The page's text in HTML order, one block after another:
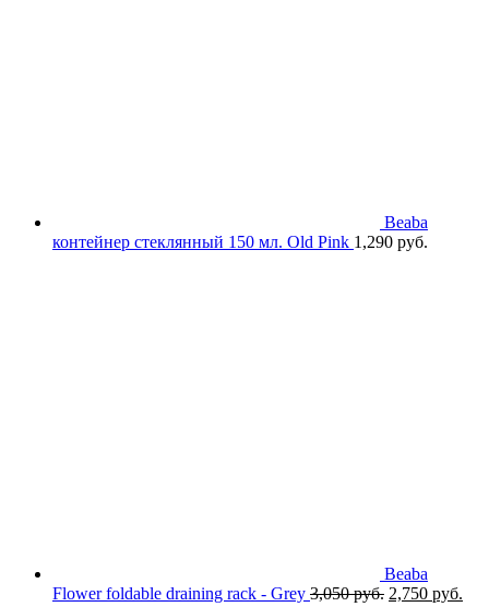
Beaba
контейнер стеклянный 150 мл. Old Pink 1,290 руб.
Beaba
Flower foldable draining rack - Grey 3,050руб. 2,750 руб.